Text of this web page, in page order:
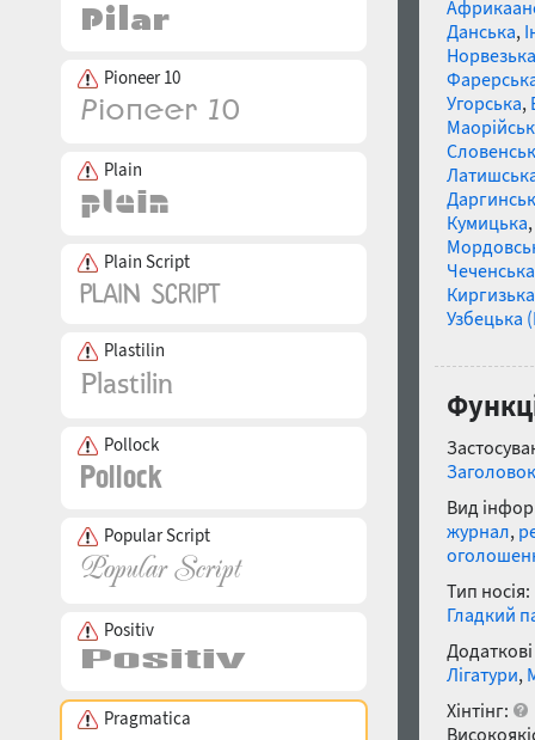
Pioneer 10
Plain
Plain Script
Plastilin
Pollock
Popular Script
Positiv
Pragmatica
Данська,
Норвезька
Угорська,
Кумицька,
Чеченська
Киргизька
Узбецька
Заголовок
Вид
журнал,
Тип носія:
Гладкий
Лігатури,
Хінтінг: